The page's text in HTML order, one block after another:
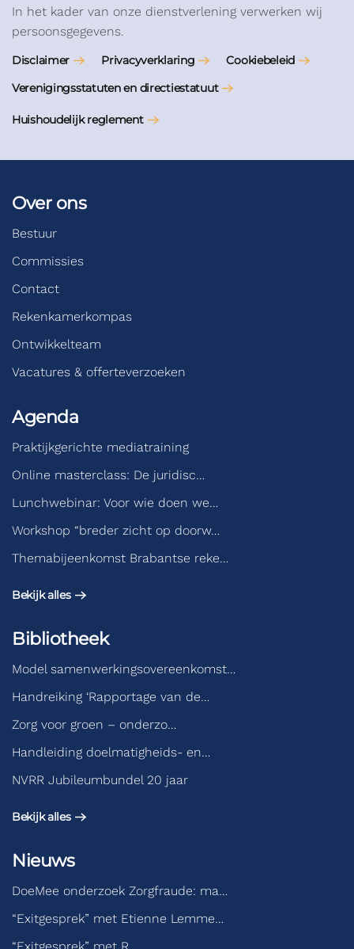
In het kader van onze dienstverlening verwerken wij
persoonsgegevens.
Disclaimer Privacyverklaring
Cookiebeleid
Verenigingsstatuten en directiestatuut
Huishoudelijk reglement
Over ons
Bestuur
Commissies
Contact
Rekenkamerkompas
Ontwikkelteam
Vacatures & offerteverzoeken
Agenda
Praktijkgerichte mediatraining
Online masterclass: De juridisc…
Lunchwebinar: Voor wie doen we…
Workshop “breder zicht op doorw…
Themabijeenkomst Brabantse reke…
Bekijk alles
Bibliotheek
Model samenwerkingsovereenkomst…
Handreiking ‘Rapportage van de…
Zorg voor groen – onderzo…
Handleiding doelmatigheids- en…
NVRR Jubileumbundel 20 jaar
Bekijk alles
Nieuws
DoeMee onderzoek Zorgfraude: ma…
“Exitgesprek” met Etienne Lemme…